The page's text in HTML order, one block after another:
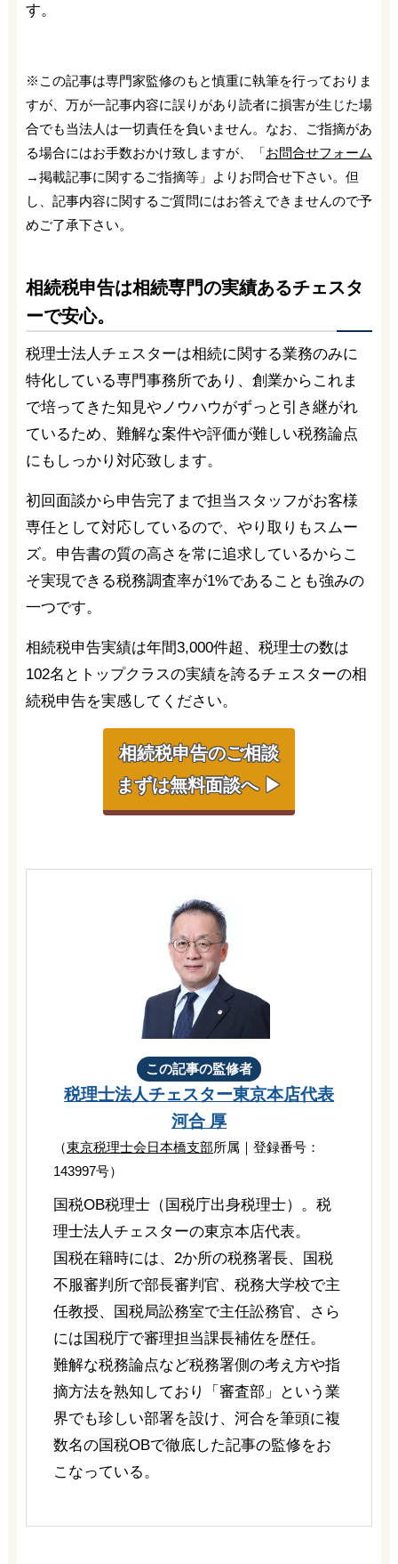
す。
※この記事は専門家監修のもと慎重に執筆を行っておりま
すが、万が一記事内容に誤りがあり読者に損害が生じた場
合でも当法人は一切責任を負いません。なお、ご指摘があ
る場合にはお手数おかけ致しますが、「お問合せフォーム
→掲載記事に関するご指摘等」よりお問合せ下さい。但
し、記事内容に関するご質問にはお答えできませんので予
めご了承下さい。
相続税申告は相続専門の実績あるチェスタ
ーで安心。
税理士法人チェスターは相続に関する業務のみに
特化している専門事務所であり、創業からこれま
で培ってきた知見やノウハウがずっと引き継がれ
ているため、難解な案件や評価が難しい税務論点
にもしっかり対応致します。
初回面談から申告完了まで担当スタッフがお客様
専任として対応しているので、やり取りもスムー
ズ。申告書の質の高さを常に追求しているからこ
そ実現できる税務調査率が1%であることも強みの
一つです。
相続税申告実績は年間3,000件超、税理士の数は
102名とトップクラスの実績を誇るチェスターの相
続税申告を実感してください。
相続税申告のご相談
まずは無料面談へ ▶
この記事の監修者
税理士法人チェスター東京本店代表
河合 厚
（東京税理士会日本橋支部所属｜登録番号：
143997号）
国税OB税理士（国税庁出身税理士）。税
理士法人チェスターの東京本店代表。
国税在籍時には、2か所の税務署長、国税
不服審判所で部長審判官、税務大学校で主
任教授、国税局訟務室で主任訟務官、さら
には国税庁で審理担当課長補佐を歴任。
難解な税務論点など税務署側の考え方や指
摘方法を熟知しており「審査部」という業
界でも珍しい部署を設け、河合を筆頭に複
数名の国税OBで徹底した記事の監修をお
こなっている。